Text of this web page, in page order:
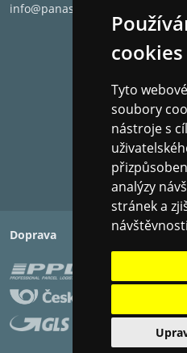
cookies
Tyto
soubory
nástroje s
analýzy
stránek a
info@panashop.cz
Doprava